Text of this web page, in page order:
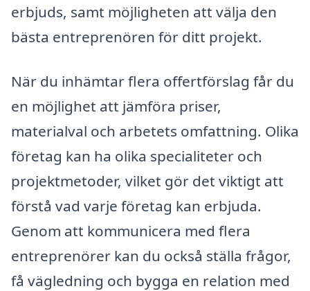
erbjuds, samt möjligheten att välja den
bästa entreprenören för ditt projekt.
När du inhämtar flera offertförslag får du
en möjlighet att jämföra priser,
materialval och arbetets omfattning. Olika
företag kan ha olika specialiteter och
projektmetoder, vilket gör det viktigt att
förstå vad varje företag kan erbjuda.
Genom att kommunicera med flera
entreprenörer kan du också ställa frågor,
få vägledning och bygga en relation med